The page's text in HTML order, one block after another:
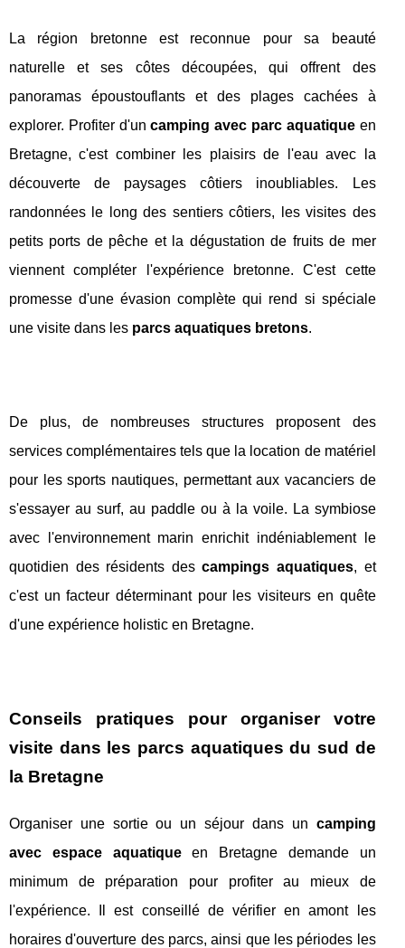
La région bretonne est reconnue pour sa beauté
naturelle et ses côtes découpées, qui offrent des
panoramas époustouflants et des plages cachées à
explorer. Profiter d'uncamping avec parc aquatiqueen
Bretagne, c'est combiner les plaisirs de l'eau avec la
découverte de paysages côtiers inoubliables. Les
randonnées le long des sentiers côtiers, les visites des
petits ports de pêche et la dégustation de fruits de mer
viennent compléter l'expérience bretonne. C'est cette
promesse d'une évasion complète qui rend si spéciale
une visite dans les parcs aquatiques bretons.
De plus, de nombreuses structures proposent des
services complémentaires tels que la location de matériel
pour les sports nautiques, permettant aux vacanciers de
s'essayer au surf, au paddle ou à la voile. La symbiose
avec l'environnement marin enrichit indéniablement le
quotidien des résidents descampings aquatiques, et
c'est un facteur déterminant pour les visiteurs en quête
d'une expérience holistic en Bretagne.
Conseils pratiques pour organiser votre
visite dans les parcs aquatiques du sud de
la Bretagne
Organiser une sortie ou un séjour dans un camping
avec espace aquatiqueen Bretagne demande un
minimum de préparation pour profiter au mieux de
l'expérience. Il est conseillé de vérifier en amont les
horaires d'ouverture des parcs, ainsi que les périodes les